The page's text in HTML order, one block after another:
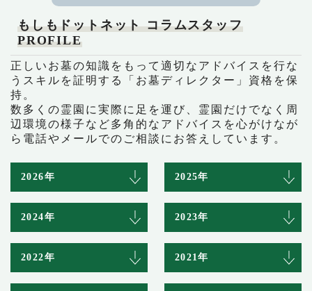
もしもドットネット コラムスタッフ
PROFILE
正しいお墓の知識をもって適切なアドバイスを行な
うスキルを証明する「お墓ディレクター」資格を保
持。
数多くの霊園に実際に足を運び、霊園だけでなく周
辺環境の様子など多角的なアドバイスを心がけなが
ら電話やメールでのご相談にお答えしています。
2026年 2025年
2024年 2023年
2022年 2021年